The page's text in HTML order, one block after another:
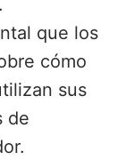
que los
cómo
sus
de